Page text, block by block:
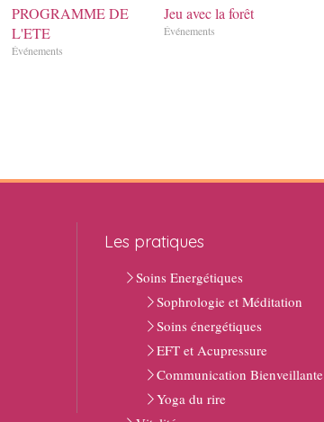
PROGRAMME DE
L'ETE
Événements
Jeu avec la forêt
Événements
Les pratiques
Soins Energétiques
Sophrologie et Méditation
Soins énergétiques
EFT et Acupressure
Communication Bienveillante
Yoga du rire